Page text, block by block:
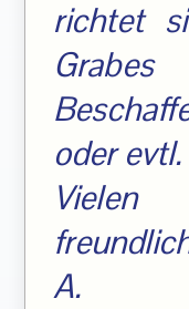
richtet
oder
A.